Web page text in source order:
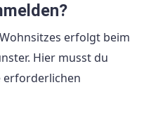
erfolgt beim
Hier musst du
erforderlichen